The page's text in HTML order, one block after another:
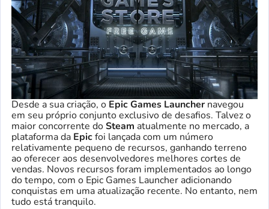
Desde a sua criação, o Epic Games Launcher navegou
em seu próprio conjunto exclusivo de desafios. Talvez o
maior concorrente doSteam atualmente no mercado, a
plataforma da Epicfoi lançada com um número
relativamente pequeno de recursos, ganhando terreno
ao oferecer aos desenvolvedores melhores cortes de
vendas. Novos recursos foram implementados ao longo
do tempo, com o Epic Games Launcher adicionando
conquistas em uma atualização recente. No entanto, nem
tudo está tranquilo.